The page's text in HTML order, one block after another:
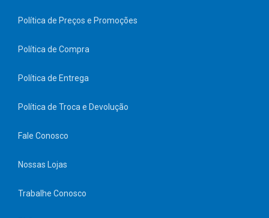
Política de Preços e Promoções
Política de Compra
Política de Entrega
Política de Troca e Devolução
Fale Conosco
Nossas Lojas
Trabalhe Conosco